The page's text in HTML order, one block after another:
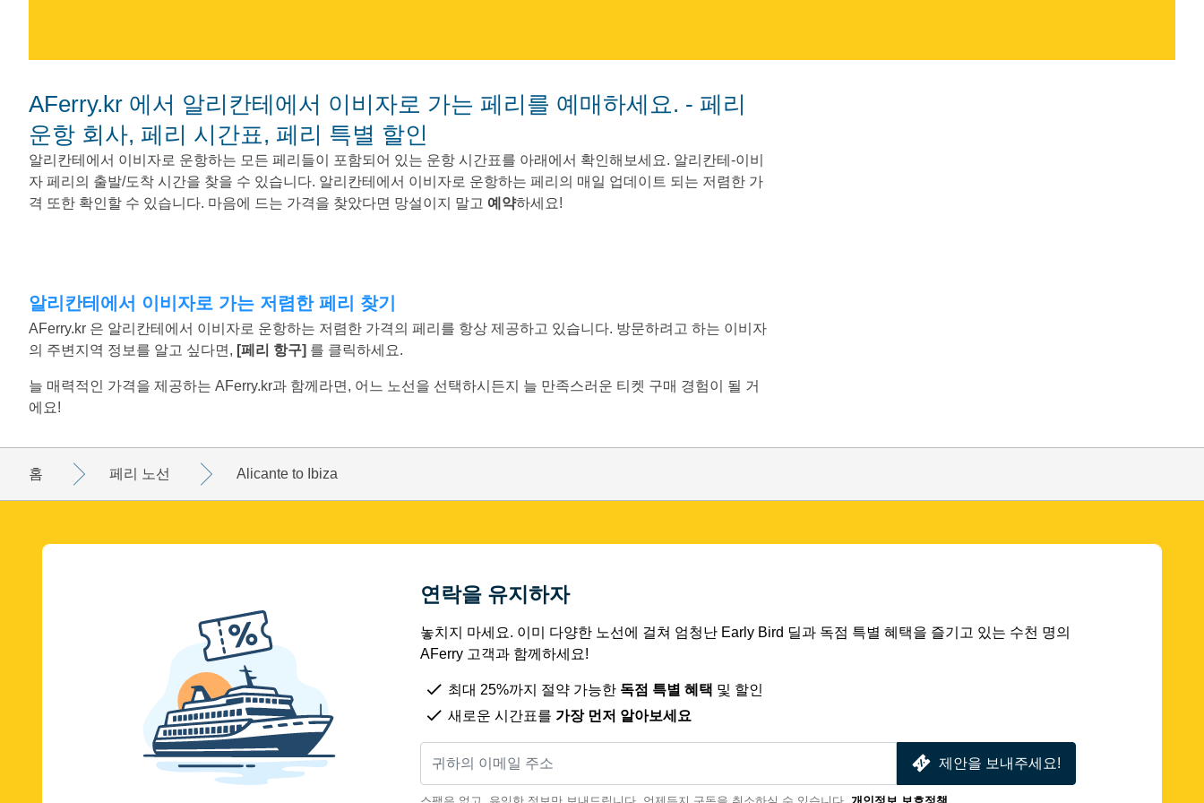
AFerry.kr 에서 알리칸테에서 이비자로 가는 페리를 예매하세요. - 페리
운항 회사, 페리 시간표, 페리 특별 할인
알리칸테에서 이비자로 운항하는 모든 페리들이 포함되어 있는 운항 시간표를 아래에서 확인해보세요. 알리칸테-이비
자 페리의 출발/도착 시간을 찾을 수 있습니다. 알리칸테에서 이비자로 운항하는 페리의 매일 업데이트 되는 저렴한 가
격 또한 확인할 수 있습니다. 마음에 드는 가격을 찾았다면 망설이지 말고 예약하세요!
알리칸테에서 이비자로 가는 저렴한 페리 찾기
AFerry.kr 은 알리칸테에서 이비자로 운항하는 저렴한 가격의 페리를 항상 제공하고 있습니다. 방문하려고 하는 이비자
의 주변지역 정보를 알고 싶다면, [페리 항구] 를 클릭하세요.
늘 매력적인 가격을 제공하는 AFerry.kr과 함께라면, 어느 노선을 선택하시든지 늘 만족스러운 티켓 구매 경험이 될 거
에요!
홈 페리 노선 Alicante to Ibiza
연락을 유지하자
놓치지 마세요. 이미 다양한 노선에 걸쳐 엄청난 Early Bird 딜과 독점 특별 혜택을 즐기고 있는 수천 명의
AFerry 고객과 함께하세요!
최대 25%까지 절약 가능한 독점 특별 혜택 및 할인
새로운 시간표를 가장 먼저 알아보세요
제안을 보내주세요!